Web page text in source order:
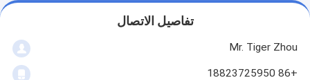
تفاصيل الاتصال
Mr. Tiger Zhou
+86 18823725950